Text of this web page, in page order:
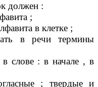
должен :
;
в клетке ;
в речи термины
в слове : в начале , в
; твердые и